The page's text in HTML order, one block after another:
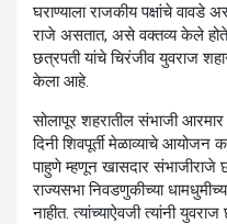
घराण्याला राजकीय पक्षांचे वावडे
राजे असतात, असे वक्तव्य केले होते.
छत्रपती यांचे चिरंजीव युवराज
केला आहे.
सोलापूर शहरातील संभाजी
दिनी शिवपूर्ती मेळाव्याचे आयोजन
पाहुणे म्हणून खासदार संभाजीराजे
राज्यसभा निवडणुकीच्या
नाहीत. त्यांच्याऐवजी त्यांनी